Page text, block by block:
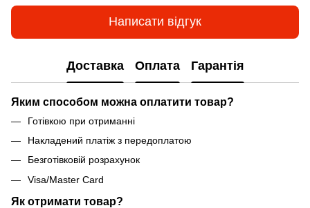
Написати відгук
Доставка Оплата Гарантія
Яким способом можна оплатити товар?
Готівкою при отриманні
Накладений платіж з передоплатою
Безготівковій розрахунок
Visa/Master Card
Як отримати товар?